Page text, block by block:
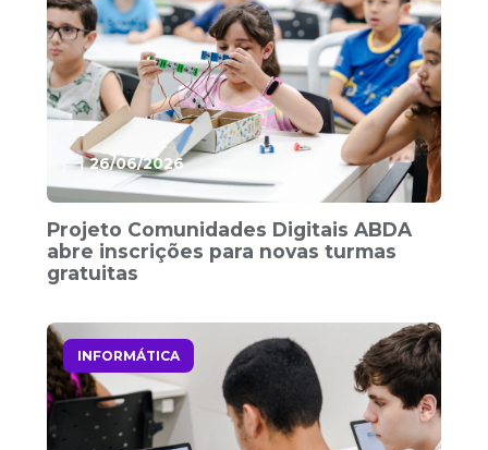
26/06/2026
Projeto Comunidades Digitais ABDA
abre inscrições para novas turmas
gratuitas
INFORMÁTICA